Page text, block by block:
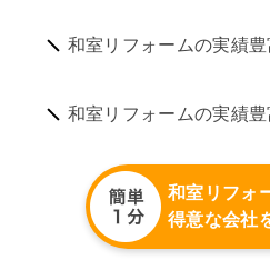
和室リフォームの実績豊
和室リフォームの実績豊
和室リフォ
得意な会社